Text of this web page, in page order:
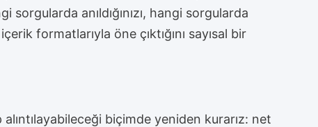
sorgularda anıldığınızı, hangi sorgularda
formatlarıyla öne çıktığını sayısal bir
biçimde yeniden kurarız: net